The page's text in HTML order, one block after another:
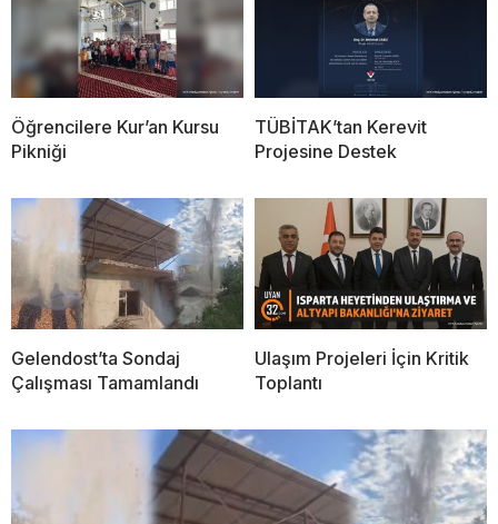
Öğrencilere Kur’an Kursu
Pikniği
TÜBİTAK’tan Kerevit
Projesine Destek
Gelendost’ta Sondaj
Çalışması Tamamlandı
Ulaşım Projeleri İçin Kritik
Toplantı